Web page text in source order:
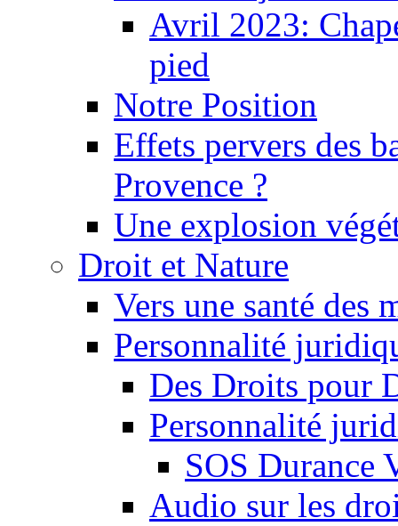
Avril 2023:
pied
Notre Position
Effets pervers des
Provence ?
Une explosion
Droit et Nature
Vers une santé des
Personnalité
Des Droits pour
Personnalité
SOS Durance
Audio sur les